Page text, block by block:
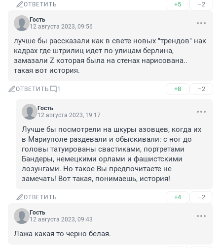
ОТВЕТИТЬ +5 –2
Гость
12 августа 2023, 09:56
лучше бы рассказали как в свете новых "трендов" нак
кадрах где штрилиц идет по улицам берлина,
замазали Z которая была на стенах нарисована..
такая вот история.
ОТВЕТИТЬ 1 +8 –2
Гость
12 августа 2023, 19:17
Лучше бы посмотрели на шкуры азовцев, когда их
в Мариуполе раздевали и обыскивали: с ног до
головы татуированы свастиками, портретами
Бандеры, немецкими орлами и фашистскими
лозунгами. Но такое Вы предпочитаете не
замечать! Вот такая, понимаешь, история!
ОТВЕТИТЬ +4 –2
Гость
12 августа 2023, 09:43
Лажа какая то черно белая.